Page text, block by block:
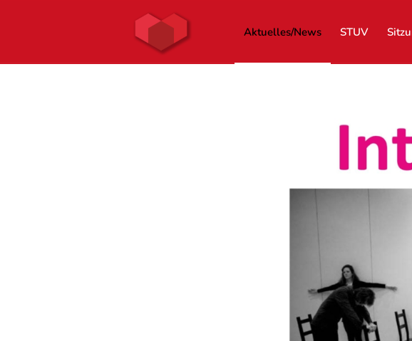
Aktuelles/News STUV